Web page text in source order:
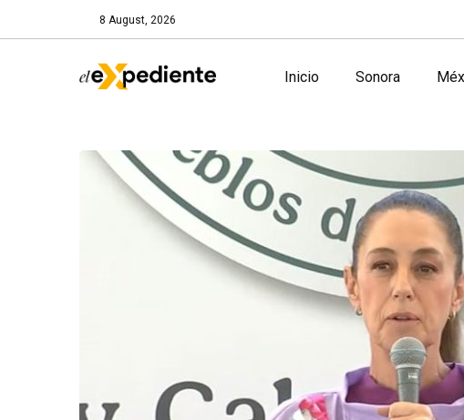
8 August, 2026
Inicio Sonora